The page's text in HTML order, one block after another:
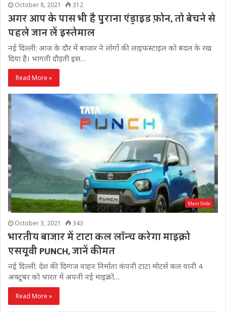
October 8, 2021 312
अगर आप के पास भी है पुराना एंड्राइड फ़ोन, तो बेचने से
पहले जान लें इस्तेमाल
नई दिल्ली: आज के दौर में बाजार ने लोगों की लाइफस्टाइल को बदल के रख
दिया है। भागती दौड़ती इस…
Read More »
Main Slide
October 3, 2021 343
भारतीय बाजार में टाटा कल लॉन्च करेगा माइक्रो
एसयूवी PUNCH, जानें कीमत
नई दिल्ली: देश की दिग्गज वाहन निर्माता कंपनी टाटा मोटर्स कल यानी 4
अक्टूबर को भारत में अपनी नई माइक्रो…
Read More »